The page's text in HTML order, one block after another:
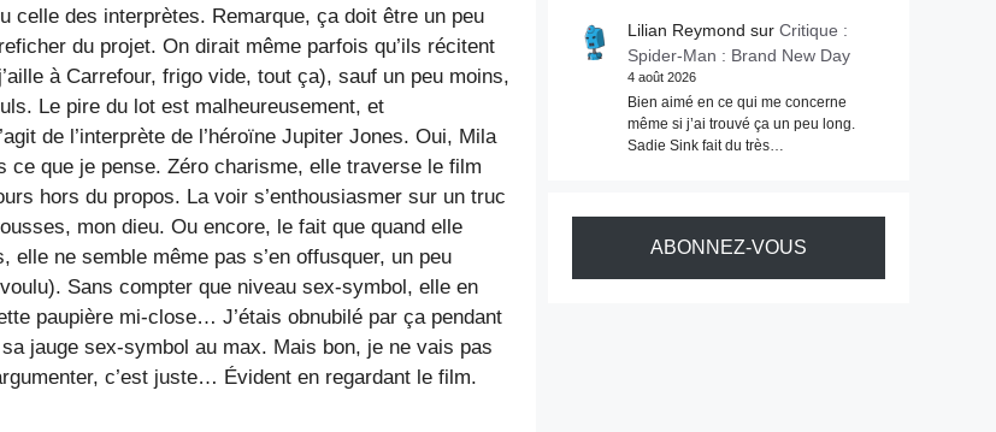
celle des interprètes. Remarque, ça doit être un peu
du projet. On dirait même parfois qu’ils récitent
à Carrefour, frigo vide, tout ça), sauf un peu moins,
Le pire du lot est malheureusement, et
de l’interprète de l’héroïne Jupiter Jones. Oui, Mila
ce que je pense. Zéro charisme, elle traverse le film
hors du propos. La voir s’enthousiasmer sur un truc
mon dieu. Ou encore, le fait que quand elle
ne semble même pas s’en offusquer, un peu
Sans compter que niveau sex-symbol, elle en
paupière mi-close… J’étais obnubilé par ça pendant
jauge sex-symbol au max. Mais bon, je ne vais pas
c’est juste… Évident en regardant le film.
Lilian Reymond sur Critique :
Spider-Man : Brand New Day
4 août 2026
Bien aimé en ce qui me concerne
même si j’ai trouvé ça un peu long.
Sadie Sink fait du très…
ABONNEZ-VOUS